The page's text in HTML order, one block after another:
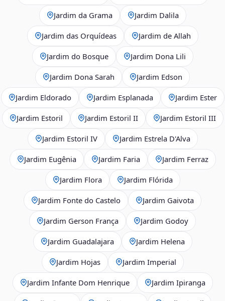
Jardim da Grama Jardim Dalila
Jardim das Orquídeas Jardim de Allah
Jardim do Bosque Jardim Dona Lili
Jardim Dona Sarah Jardim Edson
Jardim Eldorado Jardim Esplanada Jardim Ester
Jardim Estoril Jardim Estoril II Jardim Estoril III
Jardim Estoril IV Jardim Estrela D'Alva
Jardim Eugênia Jardim Faria Jardim Ferraz
Jardim Flora Jardim Flórida
Jardim Fonte do Castelo Jardim Gaivota
Jardim Gerson França Jardim Godoy
Jardim Guadalajara Jardim Helena
Jardim Hojas Jardim Imperial
Jardim Infante Dom Henrique Jardim Ipiranga